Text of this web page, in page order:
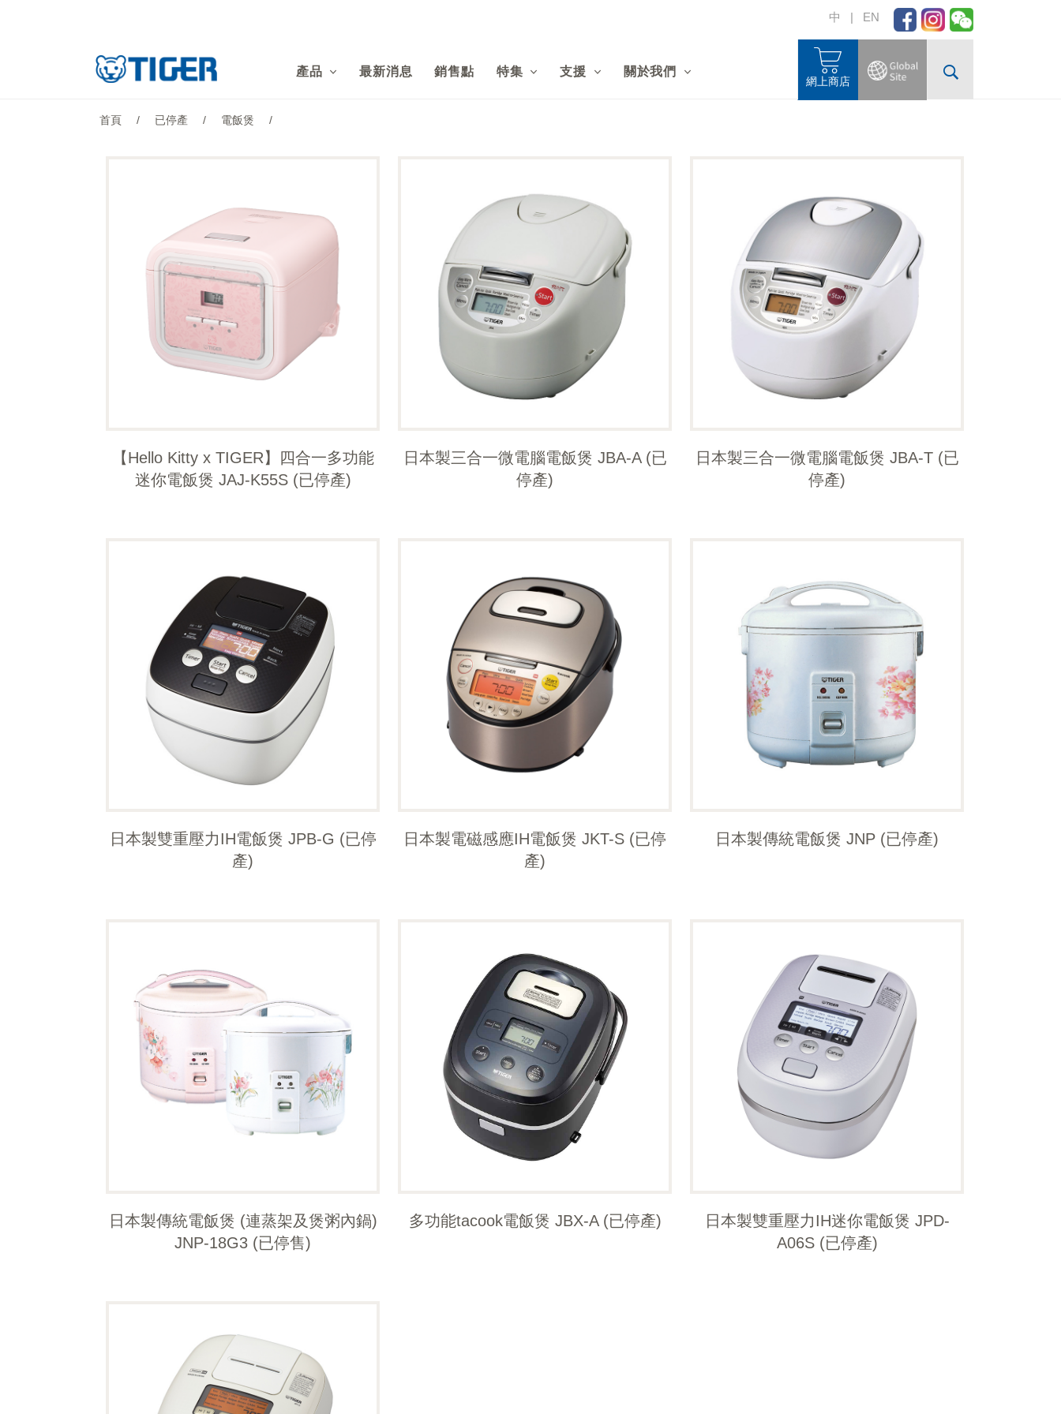
中 | EN
產品 最新消息 銷售點 特集 支援 關於我們
網上商店
首頁 / 已停產 / 電飯煲 /
【Hello Kitty x TIGER】四合一多功能
迷你電飯煲 JAJ-K55S (已停產)
日本製三合一微電腦電飯煲 JBA-A (已
停產)
日本製三合一微電腦電飯煲 JBA-T (已
停產)
日本製雙重壓力IH電飯煲 JPB-G (已停
產)
日本製電磁感應IH電飯煲 JKT-S (已停
產)
日本製傳統電飯煲 JNP (已停產)
日本製傳統電飯煲 (連蒸架及煲粥內鍋)
JNP-18G3 (已停售)
多功能tacook電飯煲 JBX-A (已停產)
日本製雙重壓力IH迷你電飯煲 JPD-
A06S (已停產)